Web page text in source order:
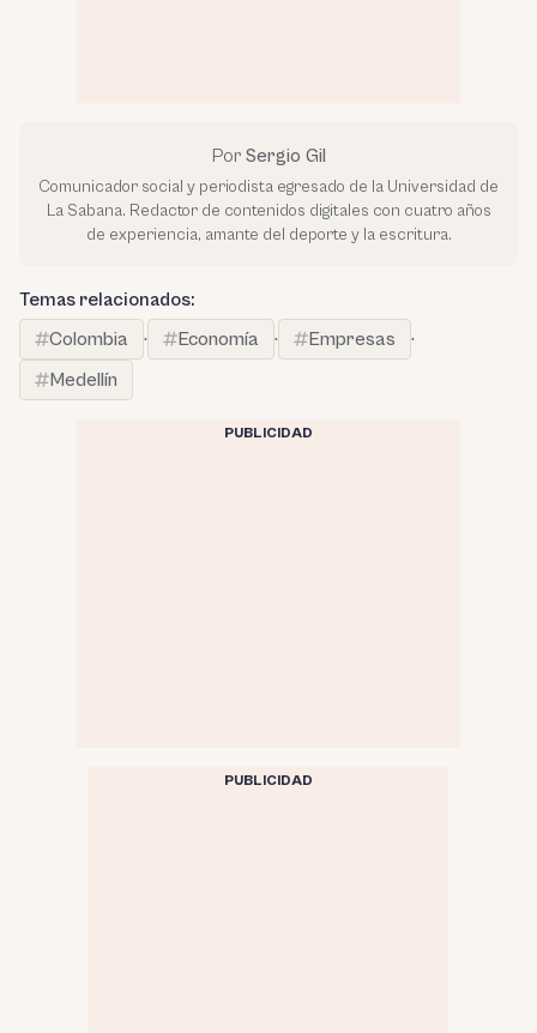
Por Sergio Gil
Comunicador social y periodista egresado de la Universidad de
La Sabana. Redactor de contenidos digitales con cuatro años
de experiencia, amante del deporte y la escritura.
Temas relacionados:
Colombia
· Economía · Empresas
·
Medellín
PUBLICIDAD
PUBLICIDAD